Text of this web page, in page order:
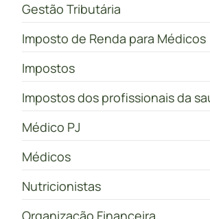
Gestão Tributária
Imposto de Renda para Médicos
Impostos
Impostos dos profissionais da
Médico PJ
Médicos
Nutricionistas